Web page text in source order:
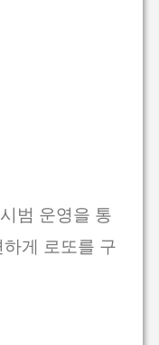
범 운영을 통
게 로또를 구